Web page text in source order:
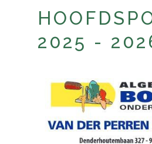
2025 -